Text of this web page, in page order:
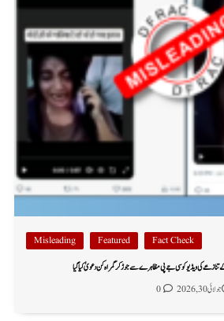
Fact Check
Featured
Misleading
کی ویڈیو کو سی جے پی مظاہرے سے جوڑ کر گمراہ کن دعویٰ کیا گیا
جولائی 30, 2026 0